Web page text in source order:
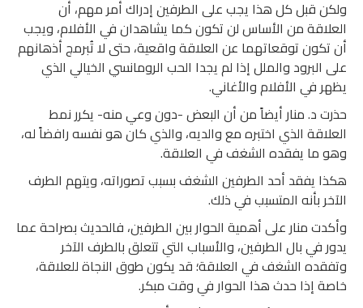
ولكن قبل كل هذا يجب على الطرفين إدراك أمر مهم، أن
العلاقة من الأساس لن تكون كما يشاهدان في الأفلام، ويجب
أن تكون توقعاتهما عن العلاقة واقعية، حتى لا تُبرمج أذهانهم
على البرود والملل إذا لم يجدا الحب الرومانسي الخيالي الذي
يظهر في الأفلام والأغاني.
حذرت د. منار أيضاً من أن البعض -دون وعي منه- يكرر نمط
العلاقة الذي اختبره مع والديه، والذي كان هو نفسه رافضاً له،
وهو ما يفقده الشغف في العلاقة.
هكذا يفقد أحد الطرفين الشغف بسبب تصوراته، ويتهم الطرف
الآخر بأنه المتسبب في ذلك.
وأكدت منار على أهمية الحوار بين الطرفين، فالحديث بصراحة عما
يدور في بال الطرفين، والأسباب التي تتعلق بالطرف الآخر
وتفقده الشغف في العلاقة؛ قد يكون طوق النجاة للعلاقة،
خاصة إذا حدث هذا الحوار في وقت مبكر.